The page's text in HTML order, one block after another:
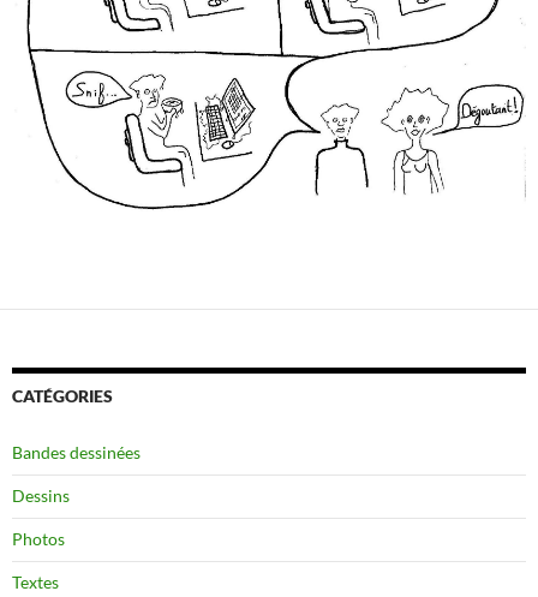
CATÉGORIES
Bandes dessinées
Dessins
Photos
Textes